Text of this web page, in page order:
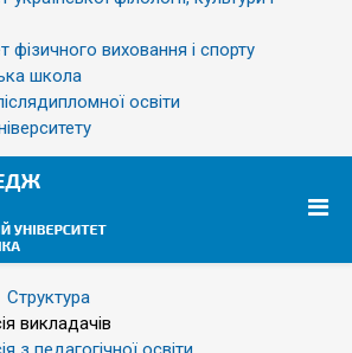
фізичного виховання і спорту
школа
освіти
Структура
викладачів